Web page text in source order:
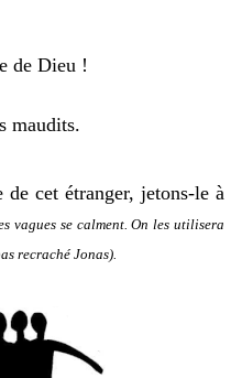
de Dieu !
maudits.
cet étranger, jetons-le à
vagues se calment. On les utilisera
recraché Jonas).